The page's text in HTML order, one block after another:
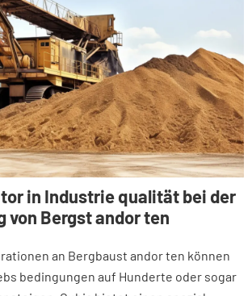
in Industrie qualität bei der
von Bergst andor ten
an Bergbaust andor ten können
bedingungen auf Hunderte oder sogar